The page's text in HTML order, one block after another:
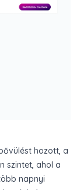
hozott, a
szintet, ahol a
napnyi